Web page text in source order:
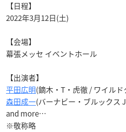
【日程】
2022年3月12日(土)
【会場】
幕張メッセ イベントホール
【出演者】
平田広明(鏑木・T・虎徹 / ワイル
森田成一(バーナビー・ブルックス
and more…
※敬称略